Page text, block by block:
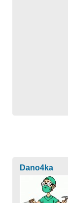
Dano4ka